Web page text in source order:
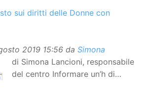
sui diritti delle Donne con
2019 15:56 da Simona
di Simona Lancioni, responsabile
del centro Informare un’h di